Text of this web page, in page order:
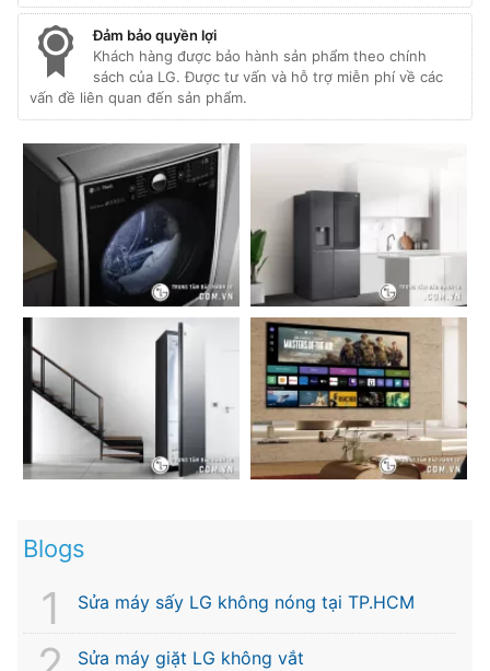
Đảm bảo quyền lợi
Khách hàng được bảo hành sản phẩm theo chính
sách của LG. Được tư vấn và hỗ trợ miễn phí về các
vấn đề liên quan đến sản phẩm.
Blogs
Sửa máy sấy LG không nóng tại TP.HCM
Sửa máy giặt LG không vắt